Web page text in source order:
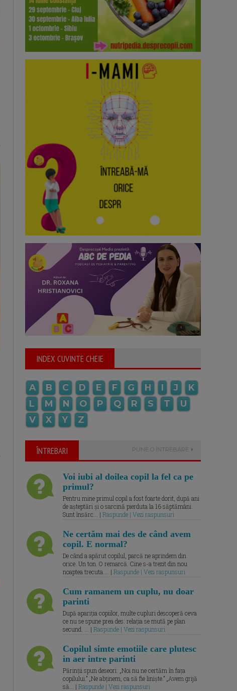
INDEX CUVINTE CHEIE
A B C D E F G H I J
K
L
M N O P Q R S T
U
V
X Y Z
ÎNTREBARI PUNE O ÎNTREBARE
Voi iubi al doilea copil la fel ca pe
primul?
Pentru mine primul copil a fost foarte dorit, după ani
de așteptări și o sarcină pierduta la 16 săptămâni.
Sunt însărc... | Raspunde | Vezi raspunsuri
Ne certăm mai des de când avem
copil. E normal?
De când a apărut copilul, parcă ne aprindem din
orice. Un ton. O remarcă. Cine s-a trezit din nou
noaptea trecuta.... | Raspunde | Vezi raspunsuri
Cum ramanem un cuplu, nu doar
parinti
După apariția copiilor, multe cupluri descoperă ceva
ce nu se spune prea des: relația se mută pe plan
secund. ... | Raspunde | Vezi raspunsuri
Copilul simte emotiile care plutesc
in aer intre parinti
Părinții spun deseori: „Noi nu ne certăm în fața
copilului.” „Ne abținem, ca să fie liniște.” „Avem grijă
să... | Raspunde | Vezi raspunsuri